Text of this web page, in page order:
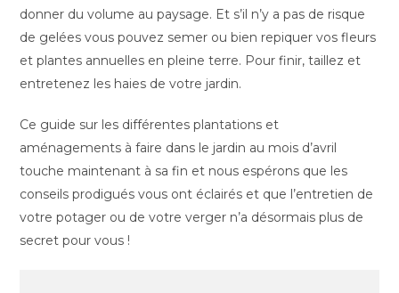
donner du volume au paysage. Et s’il n’y a pas de risque
de gelées vous pouvez semer ou bien repiquer vos fleurs
et plantes annuelles en pleine terre. Pour finir, taillez et
entretenez les haies de votre jardin.
Ce guide sur les différentes plantations et
aménagements à faire dans le jardin au mois d’avril
touche maintenant à sa fin et nous espérons que les
conseils prodigués vous ont éclairés et que l’entretien de
votre potager ou de votre verger n’a désormais plus de
secret pour vous !